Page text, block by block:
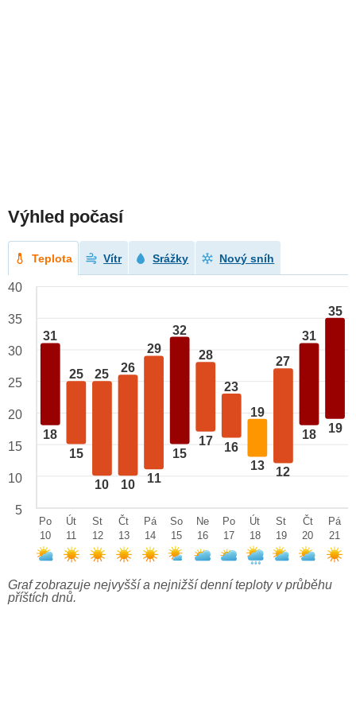
Výhled počasí
Teplota Vítr Srážky Nový sníh
31
18
25
15
25
10
26
10
29
11
32
15
28
17
23
16
19
13
27
12
31
18
35
19
40
35
30
25
20
15
10
5
Po
10
Út
11
St
12
Čt
13
Pá
14
So
15
Ne
16
Po
17
Út
18
St
19
Čt
20
Pá
21
Graf zobrazuje nejvyšší a nejnižší denní teploty v průběhu
příštích dnů.